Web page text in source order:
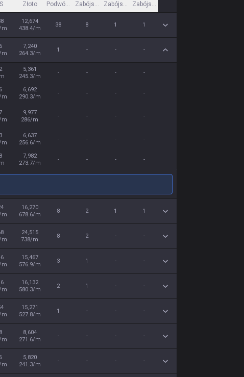
Złoto Podwójne zabójstwoZabójstwo trzykrotneZabójstwo czterokrotne
Zabójstwo pięciokrotne
m
12,674
438.4/m
38 8 1 1
m
7,240
264.3/m
1 - - -
5,361
245.3/m
- - - -
m
6,692
290.3/m
- - - -
m
9,977
286/m
- - - -
m
6,637
256.6/m
- - - -
7,982
273.7/m
- - - -
m
16,270
678.6/m
8 2 1 1
m
24,515
738/m
8 2 - -
m
15,467
576.9/m
3 1 - -
m
16,132
580.3/m
2 1 - -
m
15,271
527.8/m
1 - - -
m
8,604
271.6/m
- - - -
m
5,820
241.3/m
- - - -